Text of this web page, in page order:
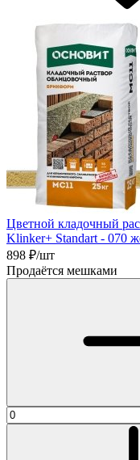
Цветной кладочный
Klinker+ Standart - 070
898 ₽/шт
Продаётся мешками